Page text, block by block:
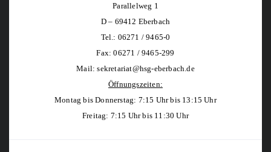
Parallelweg 1
D – 69412 Eberbach
Tel.: 06271 / 9465-0
Fax: 06271 / 9465-299
Mail:sekretariat@hsg-eberbach.de
Öffnungszeiten:
Montag bis Donnerstag: 7:15 Uhr bis 13:15 Uhr
Freitag: 7:15 Uhr bis 11:30 Uhr